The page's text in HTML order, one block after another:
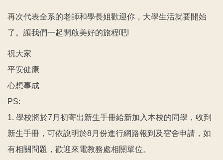
再次代表全系的老師和學長姐歡迎你，大學生活就要開始
了。讓我們一起開啟美好的旅程吧!
祝大家
平安健康
心想事成
PS:
1. 學校將於7月初寄出新生手冊給新加入本校的同學，收到
新生手冊，可依說明於8月份進行網路報到及宿舍申請，如
有相關問題，歡迎來電教務處相關單位。